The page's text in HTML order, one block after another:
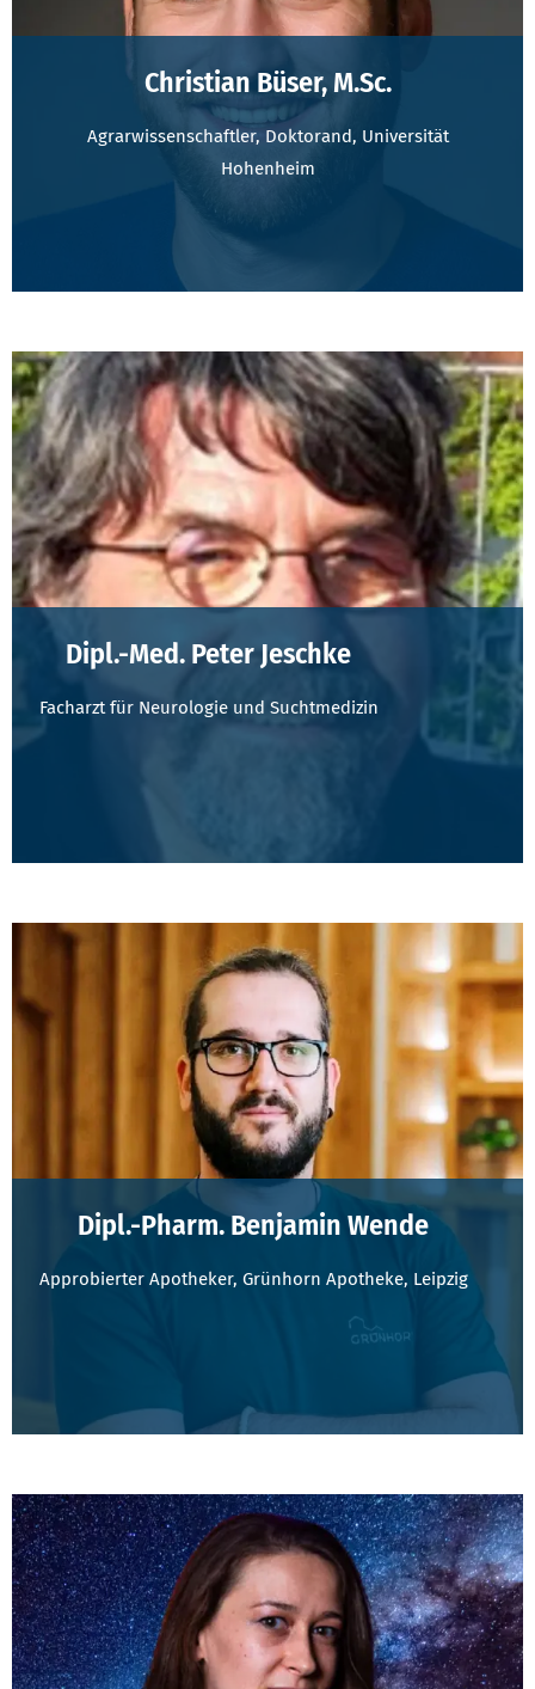
Christian Büser, M.Sc.
Agrarwissenschaftler, Doktorand, Universität
Hohenheim
Dipl.-Med. Peter Jeschke
Facharzt für Neurologie und Suchtmedizin
Dipl.-Pharm. Benjamin Wende
Approbierter Apotheker, Grünhorn Apotheke, Leipzig